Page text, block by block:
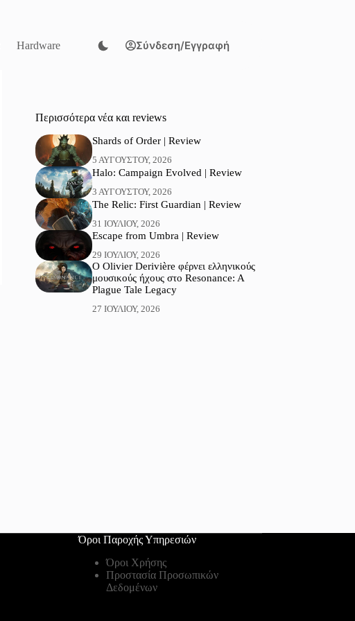
Hardware Σύνδεση/Εγγραφή
Περισσότερα νέα και reviews
Shards of Order | Review
5 ΑΥΓΟΎΣΤΟΥ, 2026
Halo: Campaign Evolved | Review
3 ΑΥΓΟΎΣΤΟΥ, 2026
The Relic: First Guardian | Review
31 ΙΟΥΛΊΟΥ, 2026
Escape from Umbra | Review
29 ΙΟΥΛΊΟΥ, 2026
Ο Olivier Derivière φέρνει ελληνικούς
μουσικούς ήχους στο Resonance: A
Plague Tale Legacy
27 ΙΟΥΛΊΟΥ, 2026
Όροι Παροχής Υπηρεσιών
Όροι Χρήσης
Προστασία Προσωπικών
Δεδομένων